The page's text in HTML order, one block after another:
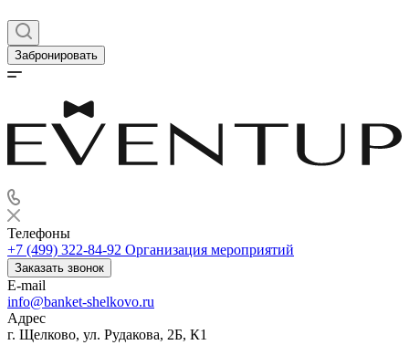
Забронировать
Телефоны
+7 (499) 322-84-92 Организация мероприятий
Заказать звонок
E-mail
info@banket-shelkovo.ru
Адрес
г. Щелково, ул. Рудакова, 2Б, К1